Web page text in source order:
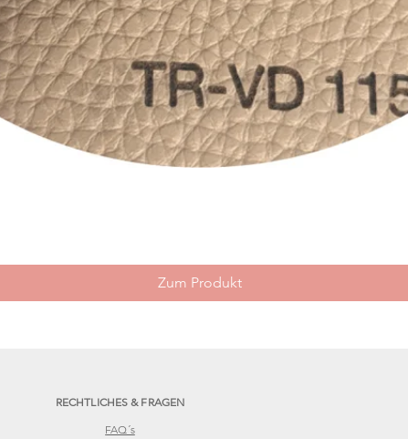
Zum Produkt
RECHTLICHES & FRAGEN
FAQ´s